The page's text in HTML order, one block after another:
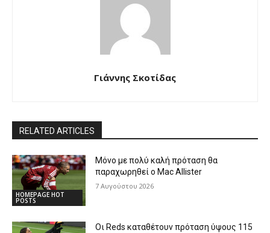
Γιάννης Σκοτίδας
RELATED ARTICLES
HOMEPAGE HOT
POSTS
Μόνο με πολύ καλή πρόταση θα
παραχωρηθεί ο Mac Allister
7 Αυγούστου 2026
Οι Reds καταθέτουν πρόταση ύψους 115